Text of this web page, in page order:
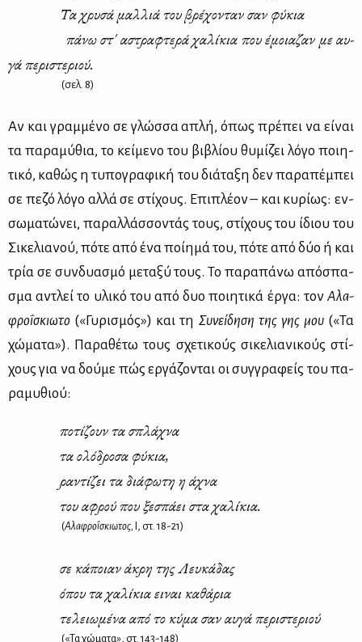
Τα χρυ­σά μαλ­λιά του βρέ­χο­νταν σαν φύ­κια
πά­νω στ' αστρα­φτε­ρά χα­λί­κια που έμοια­ζαν με αυ­
γά πε­ρι­στε­ριού.
(σελ. 8)
Αν και γραμ­μέ­νο σε γλώσ­σα απλή, όπως πρέ­πει να εί­ναι
τα πα­ρα­μύ­θια, το κεί­με­νο του βι­βλί­ου θυ­μί­ζει λό­γο ποι­η­
τι­κό, κα­θώς η τυ­πο­γρα­φι­κή του διά­τα­ξη δεν πα­ρα­πέ­μπει
σε πε­ζό λό­γο αλ­λά σε στί­χους. Επι­πλέ­ον – και κυ­ρί­ως: εν­
σω­μα­τώ­νει, πα­ραλ­λάσ­σο­ντάς τους, στί­χους του ίδιου του
Σι­κε­λια­νού, πό­τε από ένα ποί­η­μά του, πό­τε από δύο ή και
τρία σε συν­δυα­σμό με­τα­ξύ τους. Το πα­ρα­πά­νω από­σπα­
σμα αντλεί το υλι­κό του από δυο ποι­η­τι­κά έρ­γα: τον Αλα­
φρο­ΐ­σκιω­το («Γυ­ρι­σμός») και τη Συ­νεί­δη­ση της γης μου («Τα
χώ­μα­τα»). Πα­ρα­θέ­τω τους σχε­τι­κούς σι­κε­λια­νι­κούς στί­
χους για να δού­με πώς ερ­γά­ζο­νται οι συγ­γρα­φείς του πα­
ρα­μυ­θιού:
πο­τί­ζουν τα σπλά­χνα
τα ολό­δρο­σα φύ­κια,
ρα­ντί­ζει τα διά­φω­τη η άχνα
του αφρού που ξε­σπά­ει στα χα­λί­κια.
(Αλαφροΐσκιωτος, Ι, στ. 18-21)
σε κά­ποιαν άκρη της Λευ­κά­δας
όπου τα χα­λί­κια ει­ναι κα­θά­ρια
τε­λειω­μέ­να από το κύ­μα σαν αυ­γά πε­ρι­στε­ριού
(«Τα χώματα», στ. 143-148)